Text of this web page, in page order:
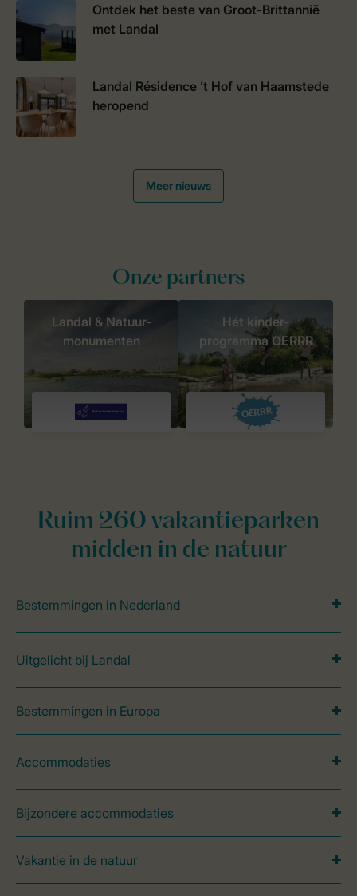
Ontdek het beste van Groot-Brittannië
met Landal
Landal Résidence ’t Hof van Haamstede
heropend
Meer nieuws
Onze partners
Landal & Natuur-
monumenten
Hét kinder-
programma OERRR
Ruim 260 vakantieparken
midden in de natuur
Bestemmingen in Nederland
Uitgelicht bij Landal
Bestemmingen in Europa
Accommodaties
Bijzondere accommodaties
Vakantie in de natuur